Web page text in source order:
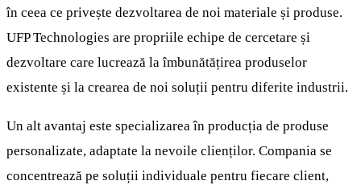
în ceea ce privește dezvoltarea de noi materiale și produse.
UFP Technologies are propriile echipe de cercetare și
dezvoltare care lucrează la îmbunătățirea produselor
existente și la crearea de noi soluții pentru diferite industrii.
Un alt avantaj este specializarea în producția de produse
personalizate, adaptate la nevoile clienților. Compania se
concentrează pe soluții individuale pentru fiecare client,